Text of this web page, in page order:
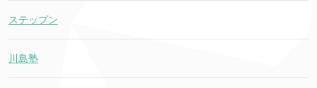
ステップン
川島塾